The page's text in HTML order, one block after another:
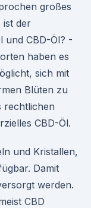
großes
ist der
und CBD-Öl? -
haben es
sich mit
Blüten zu
rechtlichen
CBD-Öl.
und Kristallen,
Damit
werden.
CBD